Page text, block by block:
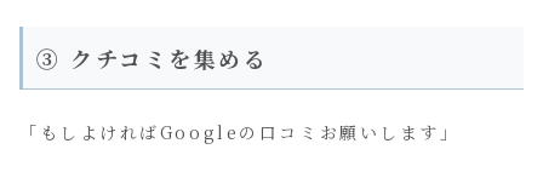
③ クチコミを集める
「もしよければGoogleの口コミお願いします」